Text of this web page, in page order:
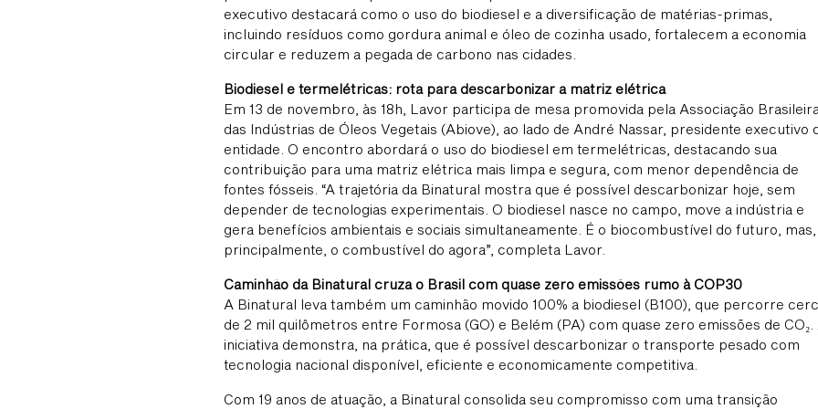
executivo destacará como o uso do biodiesel e a diversificação de matérias-primas,
incluindo resíduos como gordura animal e óleo de cozinha usado, fortalecem a economia
circular e reduzem a pegada de carbono nas cidades.
Biodiesel e termelétricas: rota para descarbonizar a matriz elétrica
Em 13 de novembro, às 18h, Lavor participa de mesa promovida pela Associação Brasileira
das Indústrias de Óleos Vegetais (Abiove), ao lado de André Nassar, presidente executivo
entidade. O encontro abordará o uso do biodiesel em termelétricas, destacando sua
contribuição para uma matriz elétrica mais limpa e segura, com menor dependência de
fontes fósseis. “A trajetória da Binatural mostra que é possível descarbonizar hoje, sem
depender de tecnologias experimentais. O biodiesel nasce no campo, move a indústria e
gera benefícios ambientais e sociais simultaneamente. É o biocombustível do futuro, mas,
principalmente, o combustível do agora”, completa Lavor.
Caminhão da Binatural cruza o Brasil com quase zero emissões rumo à COP30
A Binatural leva também um caminhão movido 100% a biodiesel (B100), que percorre
de 2 mil quilômetros entre Formosa (GO) e Belém (PA) com quase zero emissões de CO₂.
iniciativa demonstra, na prática, que é possível descarbonizar o transporte pesado com
tecnologia nacional disponível, eficiente e economicamente competitiva.
Com 19 anos de atuação, a Binatural consolida seu compromisso com uma transição